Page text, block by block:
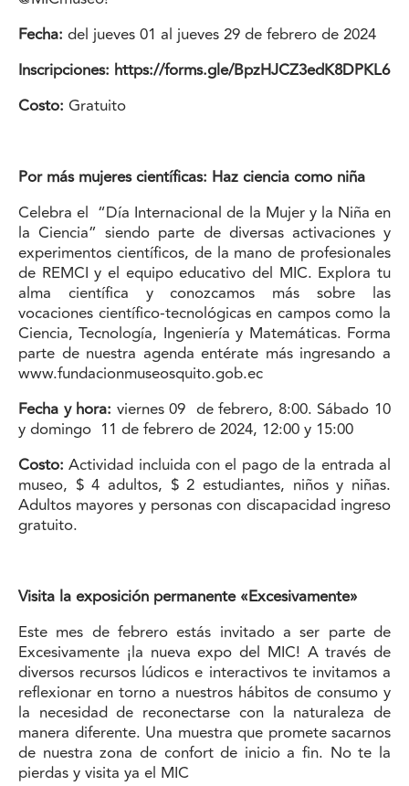
Fecha: del jueves 01 al jueves 29 de febrero de 2024
Inscripciones: https://forms.gle/BpzHJCZ3edK8DPKL6
Costo: Gratuito
Por más mujeres científicas: Haz ciencia como niña
Celebra el “Día Internacional de la Mujer y la Niña en
la Ciencia” siendo parte de diversas activaciones y
experimentos científicos, de la mano de profesionales
de REMCI y el equipo educativo del MIC. Explora tu
alma científica y conozcamos más sobre las
vocaciones científico-tecnológicas en campos como la
Ciencia, Tecnología, Ingeniería y Matemáticas. Forma
parte de nuestra agenda entérate más ingresando a
www.fundacionmuseosquito.gob.ec
Fecha y hora: viernes 09 de febrero, 8:00. Sábado 10
y domingo 11 de febrero de 2024, 12:00 y 15:00
Costo:Actividad incluida con el pago de la entrada al
museo, $ 4 adultos, $ 2 estudiantes, niños y niñas.
Adultos mayores y personas con discapacidad ingreso
gratuito.
Visita la exposición permanente «Excesivamente»
Este mes de febrero estás invitado a ser parte de
Excesivamente ¡la nueva expo del MIC! A través de
diversos recursos lúdicos e interactivos te invitamos a
reflexionar en torno a nuestros hábitos de consumo y
la necesidad de reconectarse con la naturaleza de
manera diferente. Una muestra que promete sacarnos
de nuestra zona de confort de inicio a fin. No te la
pierdas y visita ya el MIC